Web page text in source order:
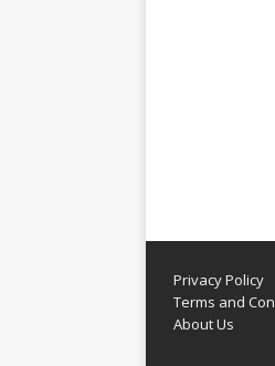
Privacy Policy
Terms and
About Us